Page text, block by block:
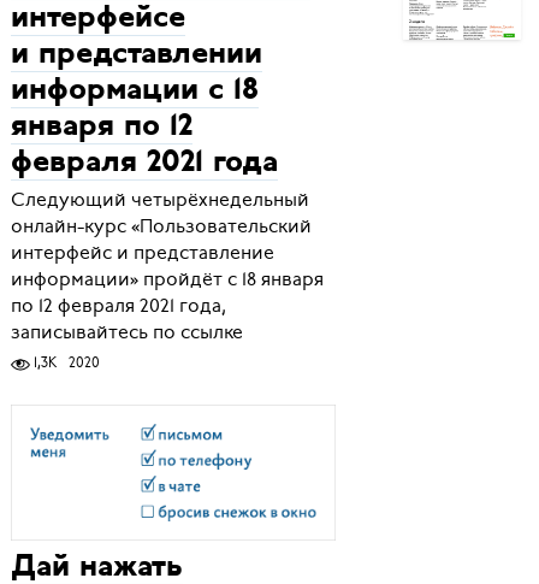
интерфейсе
и представлении
информации с 18
января по 12
февраля 2021 года
Следующий четырёхнедельный
онлайн-курс «Пользовательский
интерфейс и представление
информации» пройдёт с 18 января
по 12 февраля 2021 года,
записывайтесь по ссылке
1,3K 2020
Дай нажать